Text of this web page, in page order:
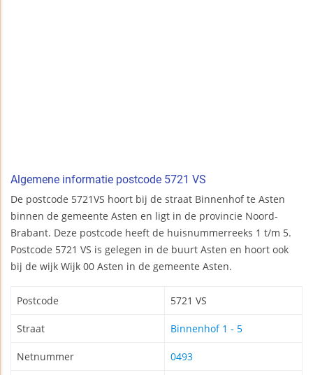
Algemene informatie postcode 5721 VS
De postcode 5721VS hoort bij de straat Binnenhof te Asten
binnen de gemeente Asten en ligt in de provincie Noord-
Brabant. Deze postcode heeft de huisnummerreeks 1 t/m 5.
Postcode 5721 VS is gelegen in de buurt Asten en hoort ook
bij de wijk Wijk 00 Asten in de gemeente Asten.
Postcode 5721 VS
Straat Binnenhof 1 - 5
Netnummer 0493